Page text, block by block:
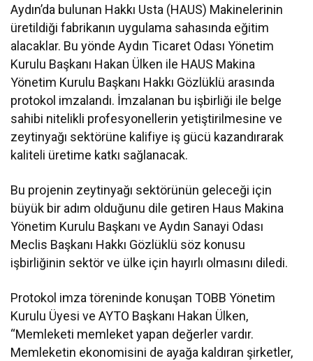
Aydın’da bulunan Hakkı Usta (HAUS) Makinelerinin
üretildiği fabrikanın uygulama sahasında eğitim
alacaklar. Bu yönde Aydın Ticaret Odası Yönetim
Kurulu Başkanı Hakan Ülken ile HAUS Makina
Yönetim Kurulu Başkanı Hakkı Gözlüklü arasında
protokol imzalandı. İmzalanan bu işbirliği ile belge
sahibi nitelikli profesyonellerin yetiştirilmesine ve
zeytinyağı sektörüne kalifiye iş gücü kazandırarak
kaliteli üretime katkı sağlanacak.
Bu projenin zeytinyağı sektörünün geleceği için
büyük bir adım olduğunu dile getiren Haus Makina
Yönetim Kurulu Başkanı ve Aydın Sanayi Odası
Meclis Başkanı Hakkı Gözlüklü söz konusu
işbirliğinin sektör ve ülke için hayırlı olmasını diledi.
Protokol imza töreninde konuşan TOBB Yönetim
Kurulu Üyesi ve AYTO Başkanı Hakan Ülken,
“Memleketi memleket yapan değerler vardır.
Memleketin ekonomisini de ayağa kaldıran şirketler,